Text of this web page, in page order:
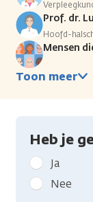
Prof. dr.
Hoofd-
Mensen
Toon meer
Heb je
Geef
kanker.nl
feedback:
Ja
Nee